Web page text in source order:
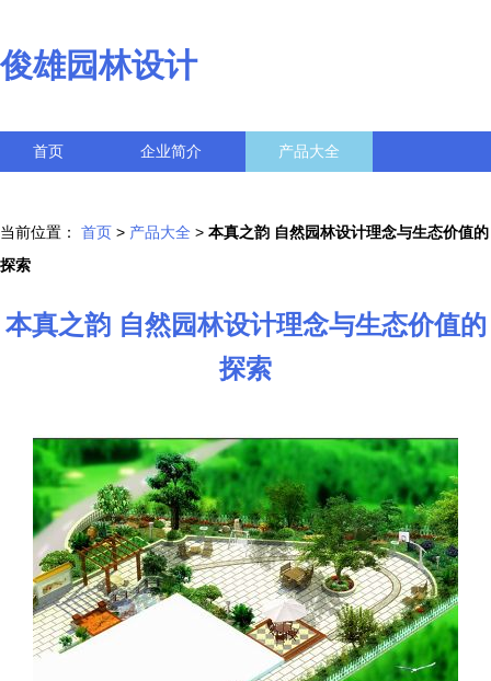
俊雄园林设计
首页 企业简介 产品大全
当前位置： 首页 > 产品大全 > 本真之韵 自然园林设计理念与生态价值的
探索
本真之韵 自然园林设计理念与生态价值的
探索